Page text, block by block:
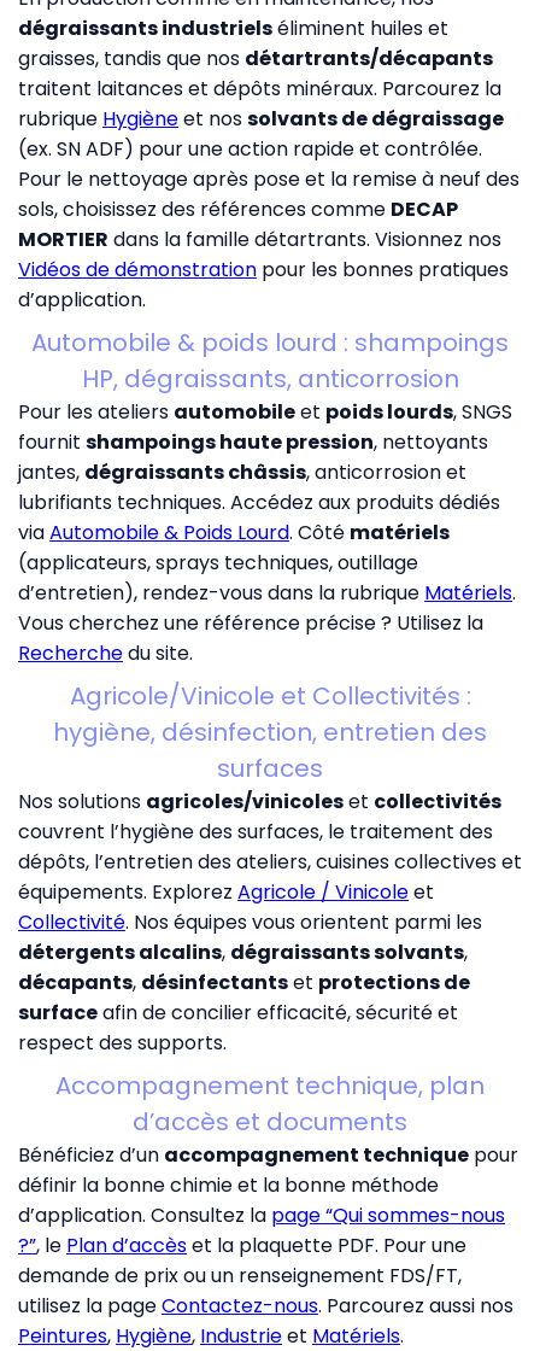
dégraissants industrielséliminent huiles et
graisses, tandis que nos détartrants/décapants
traitent laitances et dépôts minéraux. Parcourez la
rubrique Hygièneet nossolvants de dégraissage
(ex. SN ADF) pour une action rapide et contrôlée.
Pour le nettoyage après pose et la remise à neuf des
sols, choisissez des références comme DECAP
MORTIER dans la famille détartrants. Visionnez nos
Vidéos de démonstration pour les bonnes pratiques
d’application.
Automobile & poids lourd : shampoings
HP, dégraissants, anticorrosion
Pour les ateliers automobileet poids lourds, SNGS
fournit shampoings haute pression, nettoyants
jantes, dégraissants châssis, anticorrosion et
lubrifiants techniques. Accédez aux produits dédiés
viaAutomobile & Poids Lourd. Côté matériels
(applicateurs, sprays techniques, outillage
d’entretien), rendez-vous dans la rubrique Matériels.
Vous cherchez une référence précise ? Utilisez la
Recherchedu site.
Agricole/Vinicole et Collectivités :
hygiène, désinfection, entretien des
surfaces
Nos solutions agricoles/vinicoleset collectivités
couvrent l’hygiène des surfaces, le traitement des
dépôts, l’entretien des ateliers, cuisines collectives et
équipements. Explorez Agricole / Vinicoleet
Collectivité. Nos équipes vous orientent parmi les
détergents alcalins, dégraissants solvants,
décapants, désinfectantset protections de
surfaceafin de concilier efficacité, sécurité et
respect des supports.
Accompagnement technique, plan
d’accès et documents
Bénéficiez d’un accompagnement technique pour
définir la bonne chimie et la bonne méthode
d’application. Consultez la page “Qui sommes-nous
?”, le Plan d’accèset la plaquette PDF. Pour une
demande de prix ou un renseignement FDS/FT,
utilisez la pageContactez-nous. Parcourez aussi nos
Peintures, Hygiène, Industrieet Matériels.